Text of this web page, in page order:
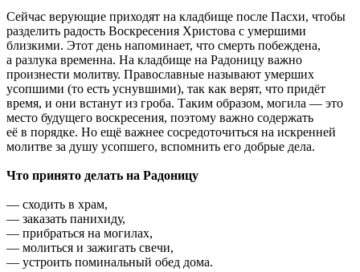
Сейчас верующие приходят на кладбище после Пасхи, чтобы
разделить радость Воскресения Христова с умершими
близкими. Этот день напоминает, что смерть побеждена,
а разлука временна. На кладбище на Радоницу важно
произнести молитву. Православные называют умерших
усопшими (то есть уснувшими), так как верят, что придёт
время, и они встанут из гроба. Таким образом, могила — это
место будущего воскресения, поэтому важно содержать
её в порядке. Но ещё важнее сосредоточиться на искренней
молитве за душу усопшего, вспомнить его добрые дела.
Что принято делать на Радоницу
— сходить в храм,
— заказать панихиду,
— прибраться на могилах,
— молиться и зажигать свечи,
— устроить поминальный обед дома.